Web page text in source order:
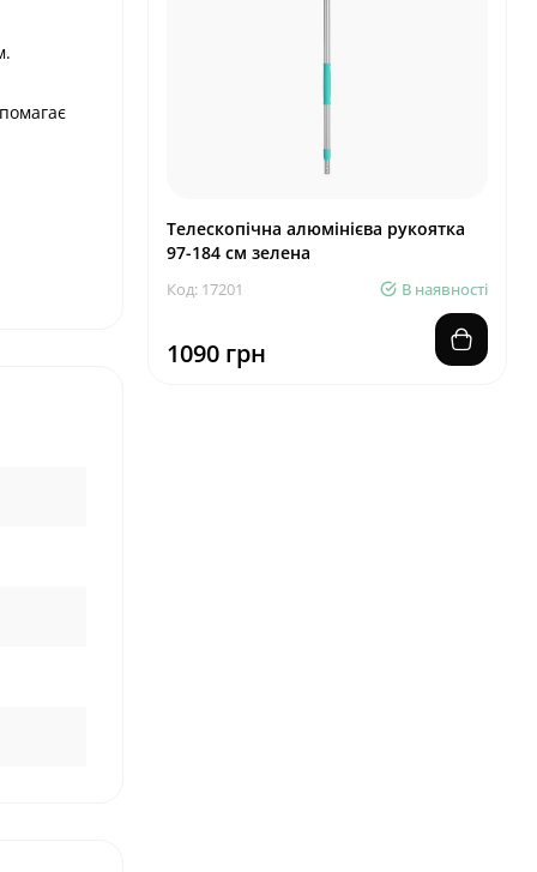
Телескопічна алюмінієва рукоятка
97-184 см зелена
Код: 17201 В наявності
1090 грн